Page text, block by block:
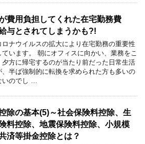
費用負担してくれた在宅勤務費
与とされてしまうかも?!
ロナウイルスの拡大により在宅勤務の重要性
ています。 朝にオフィスに向かい、業務をこ
夕方に帰宅するのが当たり前だった日常生活
、半ば強制的に転換を求められた方も多いの
いのでし …
除の基本(5)～社会保険料控除、生
料控除、地震保険料控除、小規模
済等掛金控除とは？